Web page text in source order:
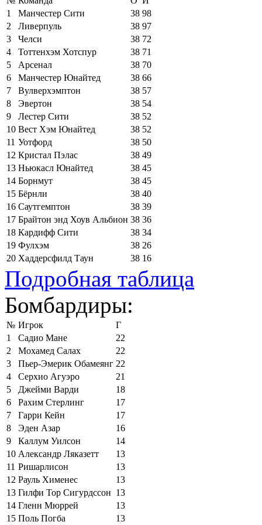
1
Манчестер Сити 38 98
2
Ливерпуль 38 97
3
Челси 38 72
4
Тоттенхэм Хотспур 38 71
5
Арсенал 38 70
6
Манчестер Юнайтед 38 66
7
Вулверхэмптон 38 57
8
Эвертон 38 54
9
Лестер Сити 38 52
10 Вест Хэм Юнайтед 38 52
11 Уотфорд 38 50
12 Кристал Пэлас 38 49
13 Ньюкасл Юнайтед 38 45
14 Борнмут 38 45
15 Бёрнли 38 40
16 Саутгемптон 38 39
17 Брайтон энд Хоув Альбион 38 36
18 Кардифф Сити 38 34
19 Фулхэм 38 26
20 Хаддерсфилд Таун 38 16
Подробная таблица
Бомбардиры:
№ Игрок
Г
1
Садио Мане
22
2
Мохамед Салах
22
3
Пьер-Эмерик Обамеянг 22
4
Серхио Агуэро
21
5
Джейми Варди
18
6
Рахим Стерлинг
17
7
Гарри Кейн
17
8
Эден Азар
16
9
Каллум Уилсон
14
10 Александр Ляказетт
13
11 Ришарлисон
13
12 Рауль Хименес
13
13 Гилфи Тор Сигурдссон 13
14 Гленн Мюррей
13
15 Поль Погба 13